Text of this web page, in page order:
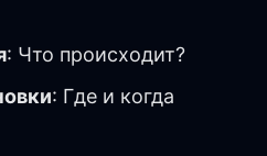
: Что происходит?
: Где и когда